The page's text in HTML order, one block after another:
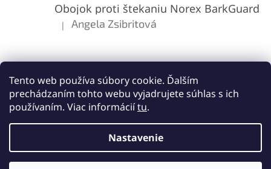
Tento web používa súbory cookie. Ďalším
prechádzaním tohto webu vyjadrujete súhlas s ich
používaním. Viac informáciítu.
Nastavenie
Obojok proti štekaniu Norex BarkGuard
Hodnotenie produktu je 5 z 5 hviezdičiek.
| Angela Zsibritová
Vytvoril Shoptet
Copyright 2026Lemes.sk. Všetky práva vyhradené.Upraviť